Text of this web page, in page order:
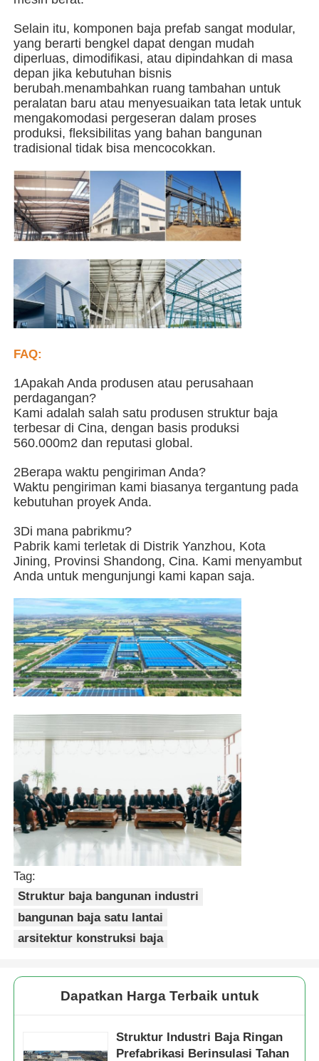
Bangunan struktur baja
Bengkel Struktur Baja
gudang struktur baja
Gudang Struktur Baja
Struktur Baja Berat
Jembatan Struktur Baja
Kantor Struktur Baja
Struktur baja Rumah unggas
Struktur Baja Bertingkat
Struktur baja industri
Gedung Baja Publik
Struktur baja komersial
Struktur baja cetakan
Selain itu, komponen baja prefab sangat modular,
yang berarti bengkel dapat dengan mudah
diperluas, dimodifikasi, atau dipindahkan di masa
depan jika kebutuhan bisnis
berubah.menambahkan ruang tambahan untuk
peralatan baru atau menyesuaikan tata letak untuk
mengakomodasi pergeseran dalam proses
produksi, fleksibilitas yang bahan bangunan
tradisional tidak bisa mencocokkan.
FAQ:
1Apakah Anda produsen atau perusahaan
perdagangan?
Kami adalah salah satu produsen struktur baja
terbesar di Cina, dengan basis produksi
560.000m2 dan reputasi global.
2Berapa waktu pengiriman Anda?
Waktu pengiriman kami biasanya tergantung pada
kebutuhan proyek Anda.
3Di mana pabrikmu?
Pabrik kami terletak di Distrik Yanzhou, Kota
Jining, Provinsi Shandong, Cina. Kami menyambut
Anda untuk mengunjungi kami kapan saja.
Tag:
Struktur baja bangunan industri
bangunan baja satu lantai
arsitektur konstruksi baja
Dapatkan Harga Terbaik untuk
Struktur Industri Baja Ringan
Prefabrikasi Berinsulasi Tahan